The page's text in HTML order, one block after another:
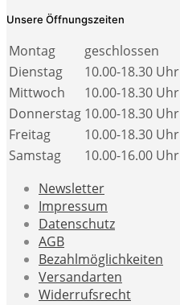
Unsere Öffnungszeiten
Montag
geschlossen
Dienstag
10.00-18.30 Uhr
Mittwoch
10.00-18.30 Uhr
Donnerstag 10.00-18.30 Uhr
Freitag
10.00-18.30 Uhr
Samstag
10.00-16.00 Uhr
Newsletter
Impressum
Datenschutz
AGB
Bezahlmöglichkeiten
Versandarten
Widerrufsrecht